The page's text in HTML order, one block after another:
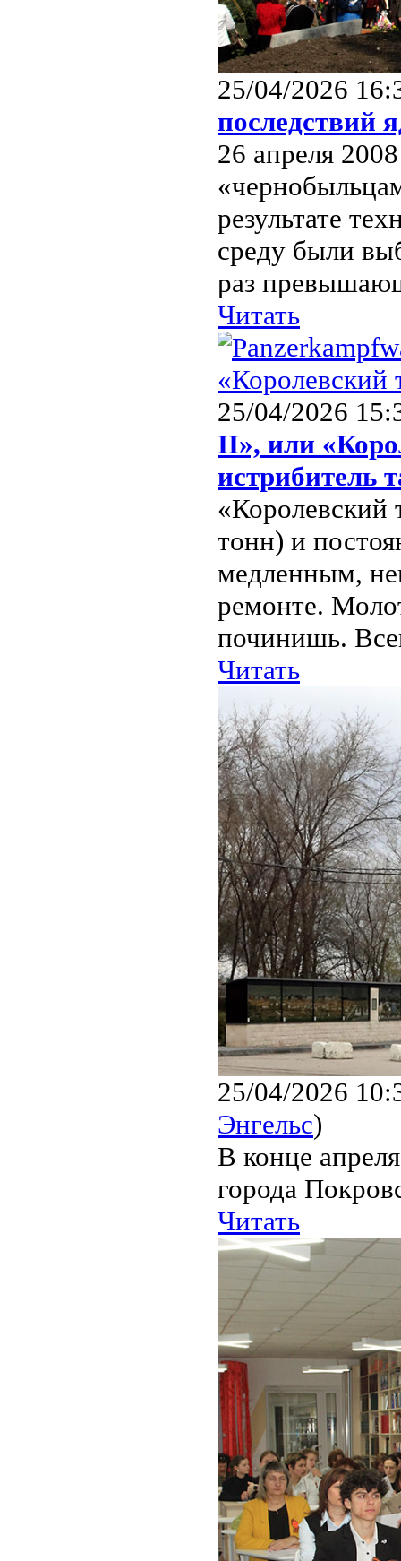
25/04/2026
последствий
26 апреля
результате
среду были
раз
Читать
25/04/2026
II», или
истрибитель
тонн) и
медленным,
ремонте.
починишь.
Читать
25/04/2026
Энгельс)
В конце
города
Читать